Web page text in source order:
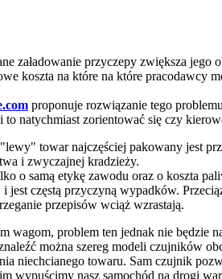
załadowanie przyczepy zwiększa
koszta na które na które pracodawcy
proponuje rozwiązanie tego
to natychmiast zorientować się czy
towar najczęściej pakowany jest
i zwyczajnej kradzieży.
o samą etykę zawodu oraz o koszta
jest częstą przyczyną wypadków.
przepisów wciąż wzrastają.
wagom, problem ten jednak nie będzie
można szereg modeli czujników
niechcianego towaru. Sam czujnik
wypuścimy nasz samochód na drogi